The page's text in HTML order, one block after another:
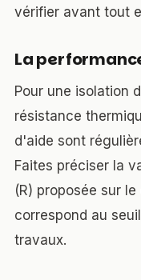
vérifier avant tout
La
Pour une isolation
résistance
d'aide sont
Faites préciser la
(R) proposée sur
correspond au
travaux.